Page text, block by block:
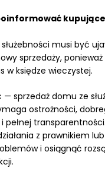
musi być
sprzedaży, ponieważ
w księdze wieczystej.
sprzedaż domu ze
ostrożności,
pełnej
z prawnikiem
i osiągnąć